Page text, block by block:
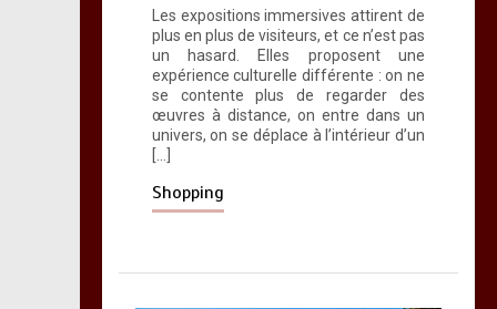
14 minutes
Les expositions immersives attirent de
plus en plus de visiteurs, et ce n’est pas
un hasard. Elles proposent une
expérience culturelle différente : on ne
se contente plus de regarder des
œuvres à distance, on entre dans un
univers, on se déplace à l’intérieur d’un
Shopping